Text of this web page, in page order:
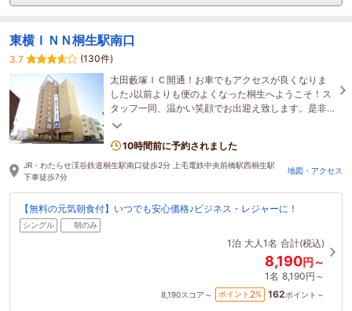
東横ＩＮＮ桐生駅南口
3.7
(130件)
太田藪塚ＩＣ開通！お車でもアクセスが良くなりま
した♪以前よりも便のよくなった桐生へようこそ！ス
タッフ一同、温かい笑顔でお出迎え致します。是非
お越し下さいませ♪
10時間前に予約されました
JR・わたらせ渓谷鉄道桐生駅南口徒歩2分 上毛電鉄中央前橋駅西桐生駅
下車徒歩7分
地図・アクセス
【無料の元気朝食付】いつでも安心価格♪ビジネス・レジャーに！
シングル 朝のみ
1泊 大人1名 合計(税込)
8,190円～
1名 8,190円～
8,190スコア～ ポイント 2% 162ポイント～